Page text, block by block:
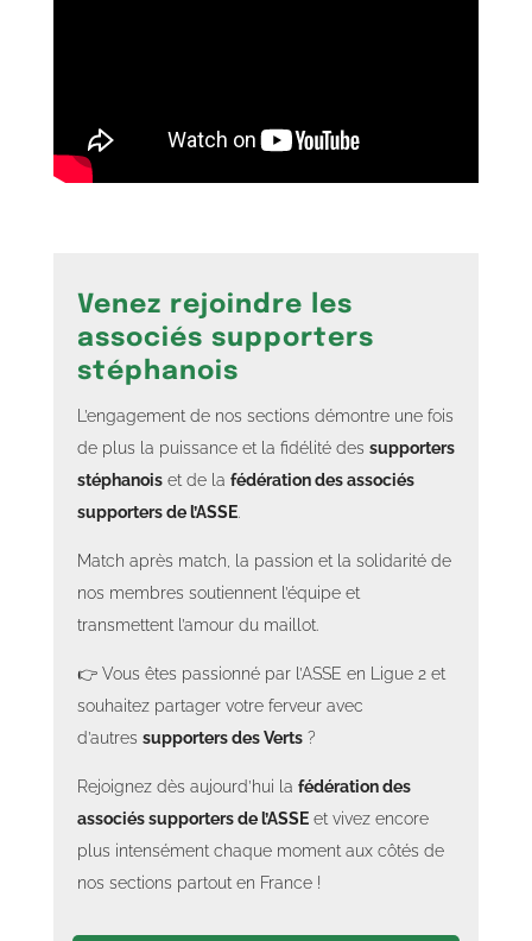
Venez rejoindre les
associés supporters
stéphanois
L’engagement de nos sections démontre une fois
de plus la puissance et la fidélité des supporters
stéphanois et de la fédération des associés
supporters de l’ASSE.
Match après match, la passion et la solidarité de
nos membres soutiennent l’équipe et
transmettent l’amour du maillot.
👉 Vous êtes passionné par l’ASSE en Ligue 2 et
souhaitez partager votre ferveur avec
d’autres supporters des Verts ?
Rejoignez dès aujourd’hui la fédération des
associés supporters de l’ASSE et vivez encore
plus intensément chaque moment aux côtés de
nos sections partout en France !